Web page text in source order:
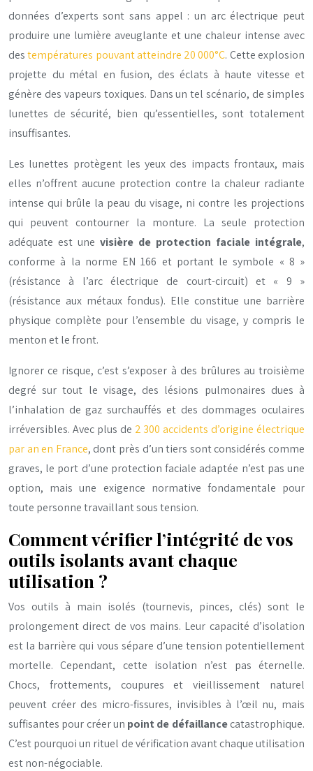
données d’experts sont sans appel : un arc électrique peut
produire une lumière aveuglante et une chaleur intense avec
destempératures pouvant atteindre 20 000°C. Cette explosion
projette du métal en fusion, des éclats à haute vitesse et
génère des vapeurs toxiques. Dans un tel scénario, de simples
lunettes de sécurité, bien qu’essentielles, sont totalement
insuffisantes.
Les lunettes protègent les yeux des impacts frontaux, mais
elles n’offrent aucune protection contre la chaleur radiante
intense qui brûle la peau du visage, ni contre les projections
qui peuvent contourner la monture. La seule protection
adéquate est une visière de protection faciale intégrale,
conforme à la norme EN 166 et portant le symbole « 8 »
(résistance à l’arc électrique de court-circuit) et « 9 »
(résistance aux métaux fondus). Elle constitue une barrière
physique complète pour l’ensemble du visage, y compris le
menton et le front.
Ignorer ce risque, c’est s’exposer à des brûlures au troisième
degré sur tout le visage, des lésions pulmonaires dues à
l’inhalation de gaz surchauffés et des dommages oculaires
irréversibles. Avec plus de 2 300 accidents d’origine électrique
par an en France, dont près d’un tiers sont considérés comme
graves, le port d’une protection faciale adaptée n’est pas une
option, mais une exigence normative fondamentale pour
toute personne travaillant sous tension.
Comment vérifier l’intégrité de vos
outils isolants avant chaque
utilisation ?
Vos outils à main isolés (tournevis, pinces, clés) sont le
prolongement direct de vos mains. Leur capacité d’isolation
est la barrière qui vous sépare d’une tension potentiellement
mortelle. Cependant, cette isolation n’est pas éternelle.
Chocs, frottements, coupures et vieillissement naturel
peuvent créer des micro-fissures, invisibles à l’œil nu, mais
suffisantes pour créer un point de défaillancecatastrophique.
C’est pourquoi un rituel de vérification avant chaque utilisation
est non-négociable.